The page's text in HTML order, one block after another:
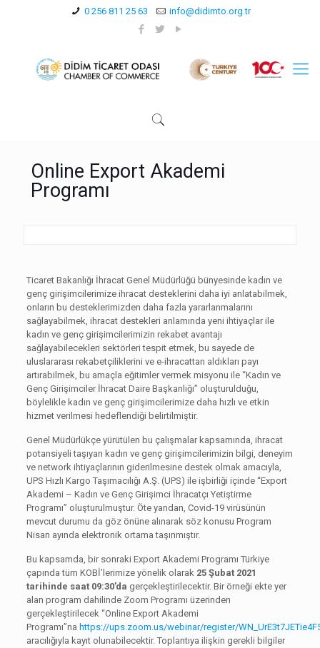
0 256 811 25 63 info@didimto.org.tr
Online Export Akademi
Programı
Ticaret Bakanlığı İhracat Genel Müdürlüğü bünyesinde kadın ve
genç girişimcilerimize ihracat desteklerini daha iyi anlatabilmek,
onların bu desteklerimizden daha fazla yararlanmalarını
sağlayabilmek, ihracat destekleri anlamında yeni ihtiyaçlar ile
kadın ve genç girişimcilerimizin rekabet avantajı
sağlayabilecekleri sektörleri tespit etmek, bu sayede de
uluslararası rekabetçiliklerini ve e-ihracattan aldıkları payı
artırabilmek, bu amaçla eğitimler vermek misyonu ile “Kadın ve
Genç Girişimciler İhracat Daire Başkanlığı” oluşturulduğu,
böylelikle kadın ve genç girişimcilerimize daha hızlı ve etkin
hizmet verilmesi hedeflendiği belirtilmiştir.
Genel Müdürlükçe yürütülen bu çalışmalar kapsamında, ihracat
potansiyeli taşıyan kadın ve genç girişimcilerimizin bilgi, deneyim
ve network ihtiyaçlarının giderilmesine destek olmak amacıyla,
UPS Hızlı Kargo Taşımacılığı A.Ş. (UPS) ile işbirliği içinde “Export
Akademi – Kadın ve Genç Girişimci İhracatçı Yetiştirme
Programı” oluşturulmuştur. Öte yandan, Covid-19 virüsünün
mevcut durumu da göz önüne alınarak söz konusu Program
Nisan ayında elektronik ortama taşınmıştır.
Bu kapsamda, bir sonraki Export Akademi Programı Türkiye
çapında tüm KOBİ’lerimize yönelik olarak 25 Şubat 2021
tarihinde saat 09:30’da gerçekleştirilecektir. Bir örneği ekte yer
alan program dahilinde Zoom Programı üzerinden
gerçekleştirilecek “Online Export Akademi
Programı”na https://ups.zoom.us/webinar/register/
aracılığıyla kayıt olunabilecektir. Toplantıya ilişkin gerekli bilgiler